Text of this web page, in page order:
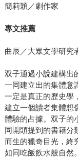
簡莉穎／劇作家
專文推薦
曲辰／大眾文學研究
双子通過小說建構出
一同建立出的集體意
一定是真正的歷史學
建立一個讀者集體想
體驗的占據。双子的
同開頭提到的書籍分
而生的獵奇目光，終
如同吃飯飲水般自然